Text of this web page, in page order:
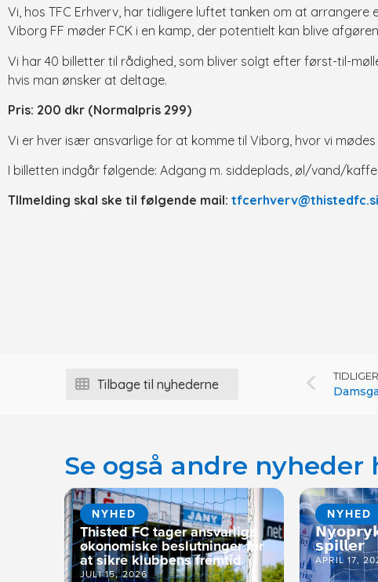
Vi, hos TFC Erhverv, har tidligere luftet tanken om at
Viborg FF møder FCK i en kamp, der potentielt kan blive
Vi har 40 billetter til rådighed, som bliver solgt efter først-til-
hvis man ønsker at deltage.
Pris: 200 dkr (Normalpris 299)
Vi er hver især ansvarlige for at komme til Viborg, hvor vi
I billetten indgår følgende: Adgang m. siddeplads, øl/vand/
TIlmelding skal ske til følgende mail:
Tilbage til nyhederne
Se også andre nyheder
NYHED
Thisted FC tager ansvarlige
økonomiske beslutninger for
at sikre klubbens fremtid
JULI 15, 2026
NYHED
𝘀𝗽𝗶𝗹𝗹𝗲𝗿
APRIL 17,